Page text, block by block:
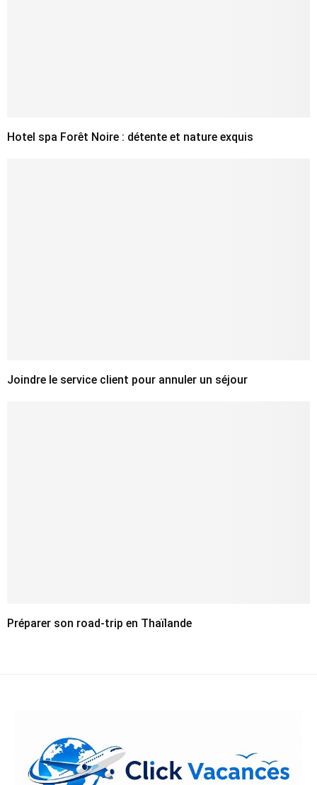
Hotel spa Forêt Noire : détente et nature exquis
Joindre le service client pour annuler un séjour
Préparer son road-trip en Thaïlande